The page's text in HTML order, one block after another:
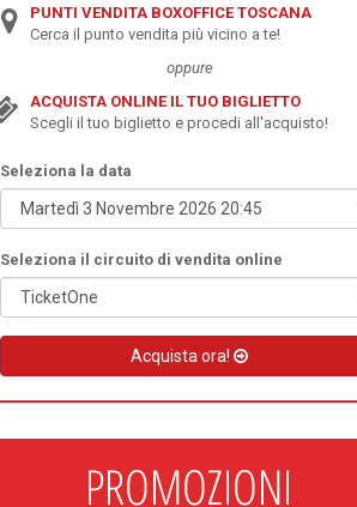
PUNTI VENDITA BOXOFFICE TOSCANA
Cerca il punto vendita più vicino a te!
oppure
ACQUISTA ONLINE IL TUO BIGLIETTO
Scegli il tuo biglietto e procedi all'acquisto!
Seleziona la data
Seleziona il circuito di vendita online
Acquista ora!